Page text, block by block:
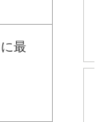
最